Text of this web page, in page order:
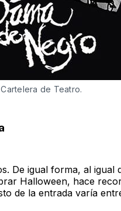
de Teatro.
De igual forma, al igual
Halloween, hace
de la entrada varía